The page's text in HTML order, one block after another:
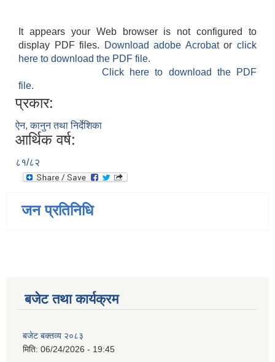
It appears your Web browser is not configured to
display PDF files.
Download adobe Acrobatorclick
here to download the PDF file.
Click here to download the PDF
file.
प्रकार:
ऐन, कानुन तथा निर्देशिका
आर्थिक वर्ष:
८१/८२
जन प्रतिनिधि
बजेट तथा कार्यक्रम
बजेट बक्तव्य २०८३
मिति: 06/24/2026 - 19:45